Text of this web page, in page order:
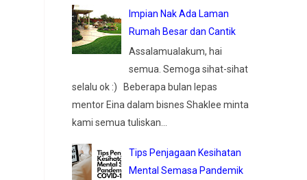
Impian Nak Ada Laman
Rumah Besar dan Cantik
Assalamualakum, hai
semua. Semoga sihat-sihat
selalu ok :) Beberapa bulan lepas
mentor Eina dalam bisnes Shaklee minta
kami semua tuliskan...
Tips Penjagaan Kesihatan
Mental Semasa Pandemik